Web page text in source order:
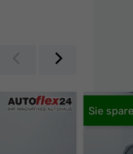
Zurück